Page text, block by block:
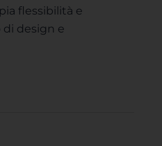
flessibilità e
di design e